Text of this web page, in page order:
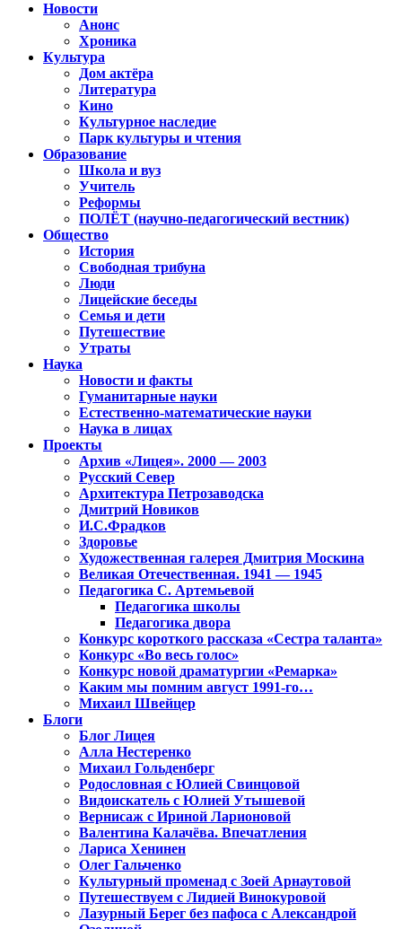
Новости
Анонс
Хроника
Культура
Дом актёра
Литература
Кино
Культурное наследие
Парк культуры и чтения
Образование
Школа и вуз
Учитель
Реформы
ПОЛЁТ (научно-педагогический вестник)
Общество
История
Свободная трибуна
Люди
Лицейские беседы
Семья и дети
Путешествие
Утраты
Наука
Новости и факты
Гуманитарные науки
Естественно-математические науки
Наука в лицах
Проекты
Архив «Лицея». 2000 — 2003
Русский Север
Архитектура Петрозаводска
Дмитрий Новиков
И.С.Фрадков
Здоровье
Художественная галерея Дмитрия Москина
Великая Отечественная. 1941 — 1945
Педагогика С. Артемьевой
Педагогика школы
Педагогика двора
Конкурс короткого рассказа «Сестра таланта»
Конкурс «Во весь голос»
Конкурс новой драматургии «Ремарка»
Каким мы помним август 1991-го…
Михаил Швейцер
Блоги
Блог Лицея
Алла Нестеренко
Михаил Гольденберг
Родословная с Юлией Свинцовой
Видоискатель с Юлией Утышевой
Вернисаж с Ириной Ларионовой
Валентина Калачёва. Впечатления
Лариса Хенинен
Олег Гальченко
Культурный променад с Зоей Арнаутовой
Путешествуем с Лидией Винокуровой
Лазурный Берег без пафоса с Александрой